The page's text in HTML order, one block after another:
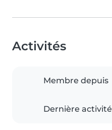
Activités
Membre depuis
Dernière activité